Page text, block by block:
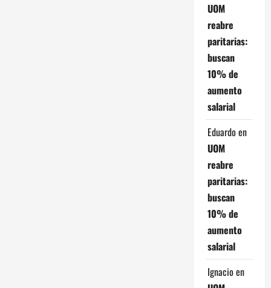
UOM
reabre
paritarias:
buscan
10% de
aumento
salarial
Eduardo en
UOM
reabre
paritarias:
buscan
10% de
aumento
salarial
Ignacio en